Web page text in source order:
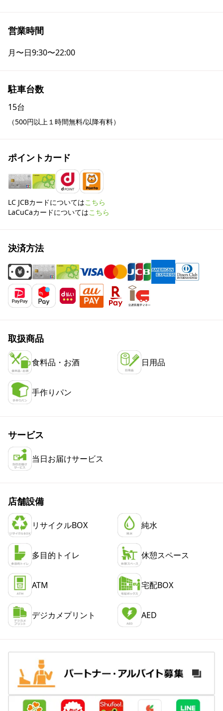
営業時間
月〜日9:30〜22:00
駐車台数
15台
（500円以上１時間無料/以降有料）
ポイントカード
LC JCBカードについてはこちら
LaCuCaカードについてはこちら
決済方法
取扱商品
食料品・お酒 日用品
手作りパン
サービス
当日お届けサービス
店舗設備
リサイクルBOX 純水
多目的トイレ 休憩スペース
ATM 宅配BOX
デジカメプリント AED